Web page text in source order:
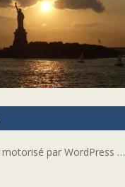
par WordPress …